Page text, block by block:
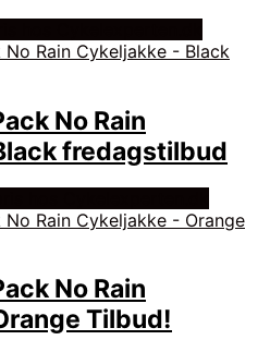
No Rain
fredagstilbud
No Rain
Tilbud!